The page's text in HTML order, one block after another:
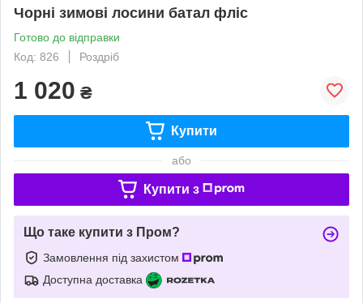
Чорні зимові лосини батал фліс
Готово до відправки
Код: 826
Роздріб
1 020 ₴
Купити
або
Купити з
Що таке купити з Пром?
Замовлення під захистом
Доступна доставка